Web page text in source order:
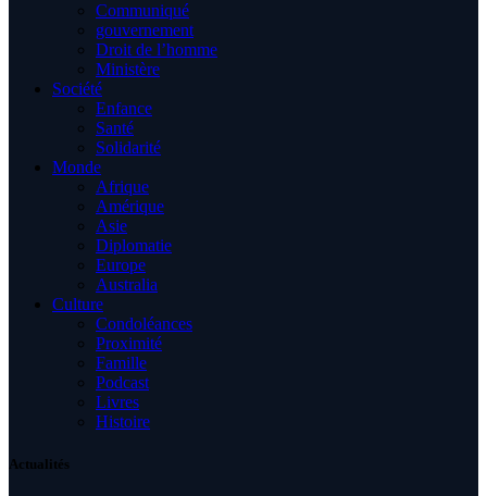
Communiqué
gouvernement
Droit de l’homme
Ministère
Société
Enfance
Santé
Solidarité
Monde
Afrique
Amérique
Asie
Diplomatie
Europe
Australia
Culture
Condoléances
Proximité
Famille
Podcast
Livres
Histoire
Actualités